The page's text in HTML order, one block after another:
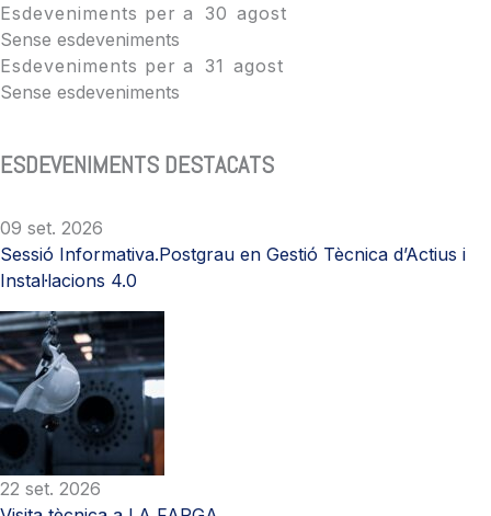
Esdeveniments per a 30 agost
Sense esdeveniments
Esdeveniments per a 31 agost
Sense esdeveniments
ESDEVENIMENTS DESTACATS
09 set. 2026
Sessió Informativa.Postgrau en Gestió Tècnica d’Actius i
Instal·lacions 4.0
22 set. 2026